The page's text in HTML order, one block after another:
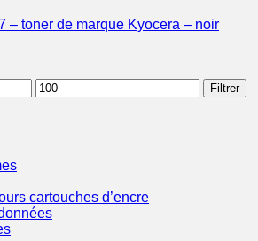
– toner de marque Kyocera – noir
Prix
max
Filtrer
cartouches d’encre